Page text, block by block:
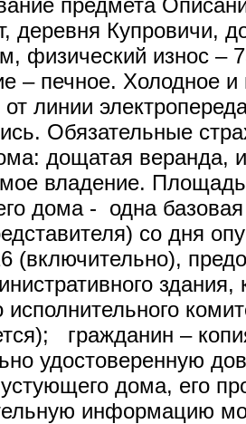
предмета
деревня Купровичи,
физический износ –
– печное. Холодное и
от линии
Обязательные
дощатая веранда,
владение.
дома - одна
со дня
(включительно),
исполнительного
гражданин –
удостоверенную
дома, его
информацию